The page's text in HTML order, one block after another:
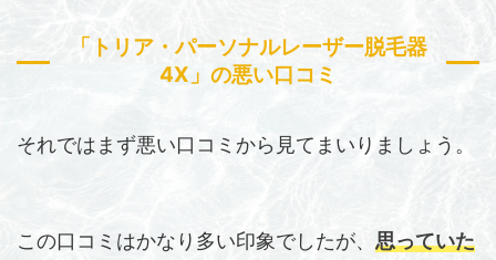
「トリア・パーソナルレーザー脱毛器
4X」の悪い口コミ
それではまず悪い口コミから見てまいりましょう。
この口コミはかなり多い印象でしたが、 思っていた